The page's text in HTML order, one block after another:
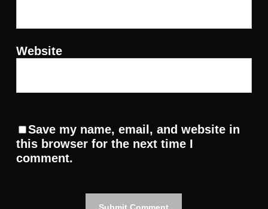
Website
Save my name, email, and website in
this browser for the next time I
comment.